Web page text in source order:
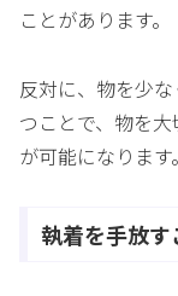
ことがあります。
反対に、物を少
つことで、物を
が可能になります。
執着を手放